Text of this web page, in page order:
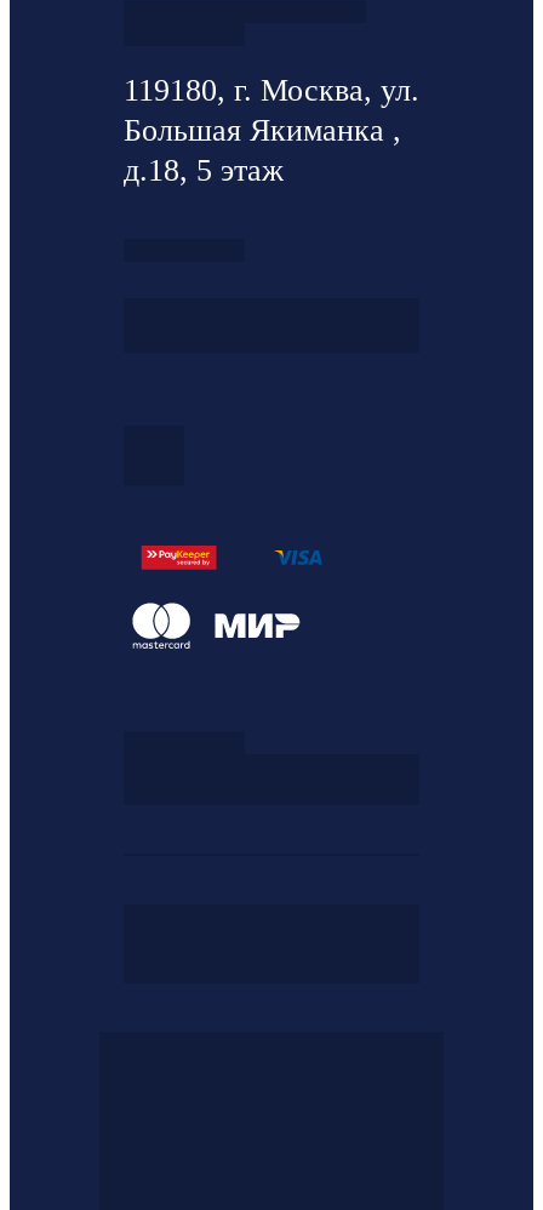
119180, г. Москва, ул.
Большая Якиманка ,
д.18, 5 этаж